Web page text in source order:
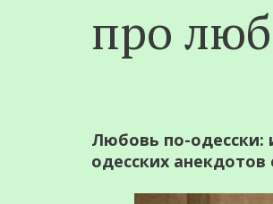
про
Любовь по-
одесских